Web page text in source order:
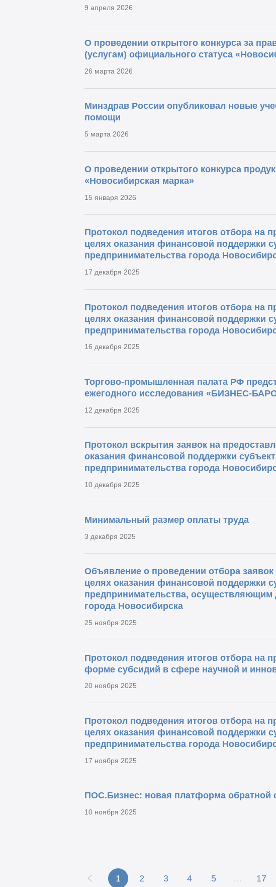
9 апреля 2026
О проведении открытого конкурса за
(услугам) официального статуса
26 марта 2026
Минздрав России опубликовал новые
помощи
5 марта 2026
О проведении открытого конкурса
«Новосибирская марка»
15 января 2026
Протокол подведения итогов отбора на
целях оказания финансовой поддержки
предпринимательства города
17 декабря 2025
Протокол подведения итогов отбора на
целях оказания финансовой поддержки
предпринимательства города
16 декабря 2025
Торгово-промышленная палата РФ
ежегодного исследования «БИЗНЕС-
12 декабря 2025
Протокол вскрытия заявок на
оказания финансовой поддержки
предпринимательства города
10 декабря 2025
Минимальный размер оплаты труда
3 декабря 2025
Объявление о проведении отбора
целях оказания финансовой поддержки
предпринимательства, осуществляющим
города Новосибирска
25 ноября 2025
Протокол подведения итогов отбора на
форме субсидий в сфере научной и
20 ноября 2025
Протокол подведения итогов отбора на
целях оказания финансовой поддержки
предпринимательства города
17 ноября 2025
ПОС.Бизнес: новая платформа обратной
10 ноября 2025
1 2 3 4 5 … 17